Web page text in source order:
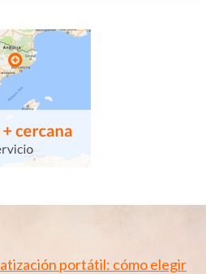
portátil: cómo elegir